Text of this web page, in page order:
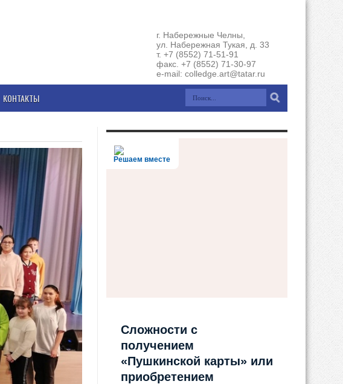
г. Набережные Челны,
ул. Набережная Тукая, д. 33
т. +7 (8552) 71-51-91
факс. +7 (8552) 71-30-97
e-mail: colledge.art@tatar.ru
КОНТАКТЫ
Решаем вместе
Сложности с
получением
«Пушкинской карты» или
приобретением